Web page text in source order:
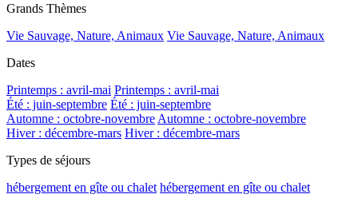
Grands Thèmes
Vie Sauvage, Nature, Animaux Vie Sauvage, Nature, Animaux
Dates
Printemps : avril-mai Printemps : avril-mai
Été : juin-septembre Été : juin-septembre
Automne : octobre-novembre Automne : octobre-novembre
Hiver : décembre-mars Hiver : décembre-mars
Types de séjours
hébergement en gîte ou chalet hébergement en gîte ou chalet